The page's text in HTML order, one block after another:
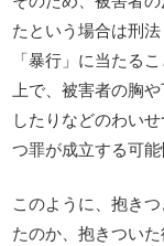
たという場合は刑
「暴行」に当たる
上で、被害者の胸
したりなどのわい
つ罪が成立する可能
このように、抱き
たのか、抱きつい